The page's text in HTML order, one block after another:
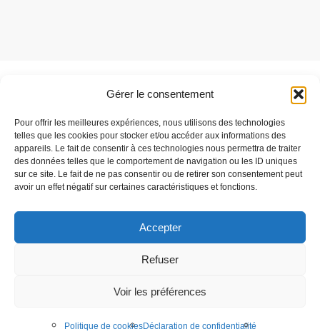
Gérer le consentement
Pour offrir les meilleures expériences, nous utilisons des technologies
telles que les cookies pour stocker et/ou accéder aux informations des
appareils. Le fait de consentir à ces technologies nous permettra de traiter
des données telles que le comportement de navigation ou les ID uniques
sur ce site. Le fait de ne pas consentir ou de retirer son consentement peut
avoir un effet négatif sur certaines caractéristiques et fonctions.
Accepter
Refuser
Voir les préférences
Politique de cookiesDéclaration de confidentialité
Parlez-nous de votre projet
C'est parti
Speqtris Control est une marque de la société Stop LED
Mentions légales
Création de site internet :
Audouin Réalisations